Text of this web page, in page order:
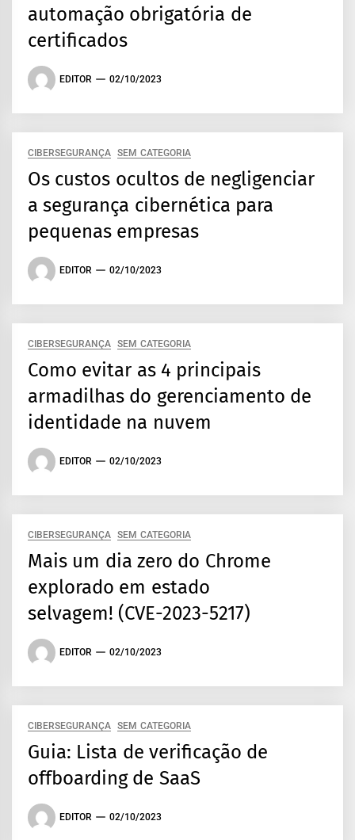
automação obrigatória de
certificados
EDITOR 02/10/2023
CIBERSEGURANÇA SEM CATEGORIA
Os custos ocultos de negligenciar
a segurança cibernética para
pequenas empresas
EDITOR 02/10/2023
CIBERSEGURANÇA SEM CATEGORIA
Como evitar as 4 principais
armadilhas do gerenciamento de
identidade na nuvem
EDITOR 02/10/2023
CIBERSEGURANÇA SEM CATEGORIA
Mais um dia zero do Chrome
explorado em estado
selvagem! (CVE-2023-5217)
EDITOR 02/10/2023
CIBERSEGURANÇA SEM CATEGORIA
Guia: Lista de verificação de
offboarding de SaaS
EDITOR 02/10/2023